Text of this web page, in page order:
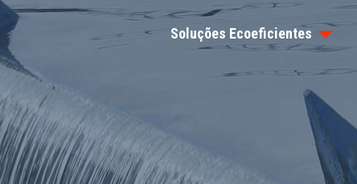
Soluções Ecoeficientes